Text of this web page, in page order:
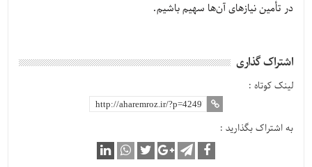
در تأمین نیازهای آن‌ها سهیم باشیم.
اشتراک گذاری
لینک کوتاه :
به اشتراک بگذارید :